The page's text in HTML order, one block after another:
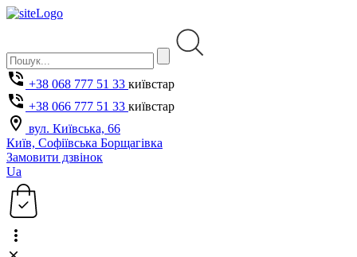
+38 068 777 51 33 київстар
+38 066 777 51 33 київстар
вул. Київська, 66
Київ, Софіївська Борщагівка
Замовити дзвінок
Ua